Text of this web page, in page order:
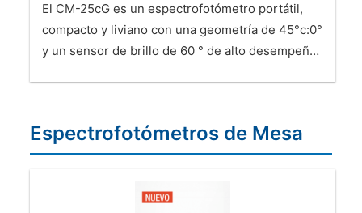
El CM-25cG es un espectrofotómetro portátil,
compacto y liviano con una geometría de 45°c:0°
y un sensor de brillo de 60 ° de alto desempeñ…
Espectrofotómetros de Mesa